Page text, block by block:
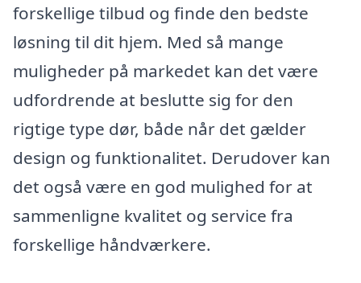
forskellige tilbud og finde den bedste
løsning til dit hjem. Med så mange
muligheder på markedet kan det være
udfordrende at beslutte sig for den
rigtige type dør, både når det gælder
design og funktionalitet. Derudover kan
det også være en god mulighed for at
sammenligne kvalitet og service fra
forskellige håndværkere.